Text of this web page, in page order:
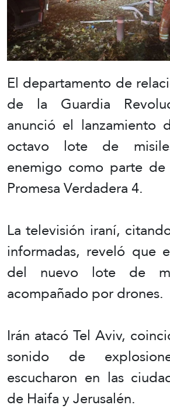
El departamento de
de la Guardia
anunció el lanzamiento
octavo lote de
enemigo como parte
Promesa Verdadera 4.
La televisión iraní,
informadas, reveló que
del nuevo lote de
acompañado por drones.
Irán atacó Tel Aviv,
sonido de
escucharon en las
de Haifa y Jerusalén.